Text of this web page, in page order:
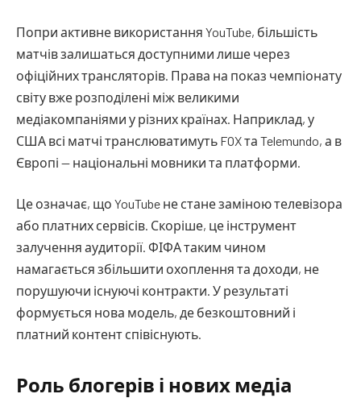
Попри активне використання YouTube, більшість
матчів залишаться доступними лише через
офіційних трансляторів. Права на показ чемпіонату
світу вже розподілені між великими
медіакомпаніями у різних країнах. Наприклад, у
США всі матчі транслюватимуть FOX та Telemundo, а в
Європі — національні мовники та платформи.
Це означає, що YouTube не стане заміною телевізора
або платних сервісів. Скоріше, це інструмент
залучення аудиторії. ФІФА таким чином
намагається збільшити охоплення та доходи, не
порушуючи існуючі контракти. У результаті
формується нова модель, де безкоштовний і
платний контент співіснують.
Роль блогерів і нових медіа